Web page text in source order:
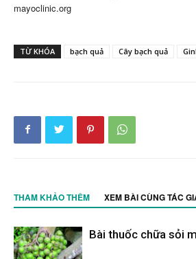
mayoclinic.org
TỪ KHÓA bạch quả Cây bạch quả
THAM KHẢO THÊM XEM BÀI CÙNG TÁC
Bài thuốc chữa sỏi